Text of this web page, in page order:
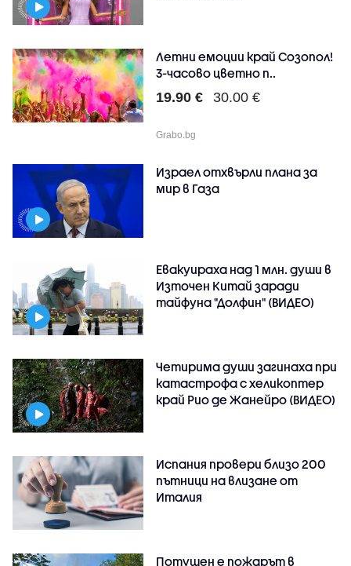
Летни емоции край Созопол!
3-часово цветно п..
19.90 € 30.00 €
Grabo.bg
Израел отхвърли плана за
мир в Газа
Евакуираха над 1 млн. души в
Източен Китай заради
тайфуна "Долфин" (ВИДЕО)
Четирима души загинаха при
катастрофа с хеликоптер
край Рио де Жанейро (ВИДЕО)
Испания провери близо 200
пътници на влизане от
Италия
Потушен е пожарът в